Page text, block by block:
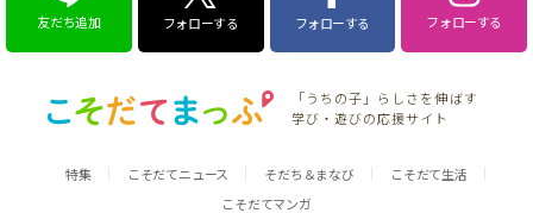
友だち追加 フォローする フォローする フォローする
「うちの子」らしさを伸ばす
学び・遊びの応援サイト
特集 こそだてニュース そだち＆まなび
こそだて生活
こそだてマンガ